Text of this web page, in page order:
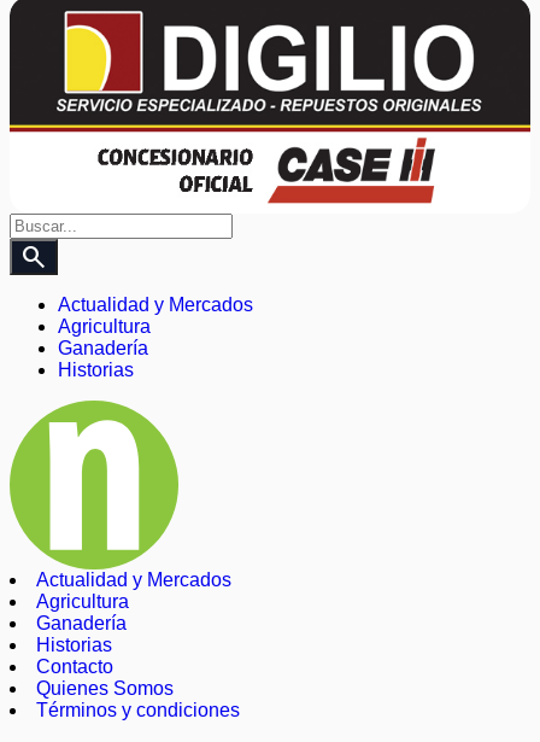
search
Actualidad y Mercados
Agricultura
Ganadería
Historias
Actualidad y Mercados
Agricultura
Ganadería
Historias
Contacto
Quienes Somos
Términos y condiciones